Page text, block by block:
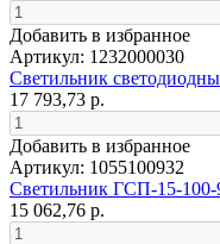
Добавить в избранное
Артикул: 1232000030
Светильник
17 793,73 р.
Добавить в избранное
Артикул: 1055100932
Светильник ГСП-15-100-
15 062,76 р.